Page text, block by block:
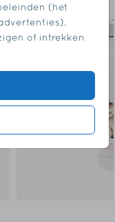
(het
of intrekken